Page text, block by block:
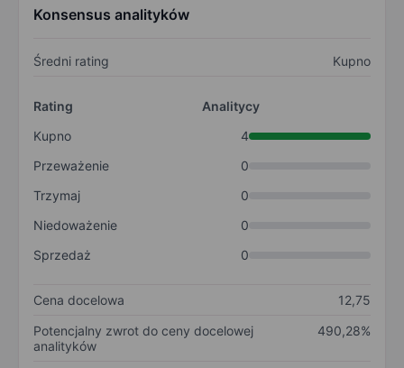
Konsensus analityków
Średni rating Kupno
Rating
Analitycy
Kupno
4
Przeważenie
0
Trzymaj
0
Niedoważenie
0
Sprzedaż
0
Cena docelowa
12,75
Potencjalny zwrot do ceny docelowej
analityków
490,28%